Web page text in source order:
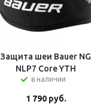
Защита шеи Bauer NG
NLP7 Core YTH
в наличии
1 790руб.